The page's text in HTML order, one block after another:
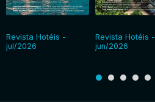
Revista Hotéis -
jul/2026
Revista Hotéis -
jun/2026